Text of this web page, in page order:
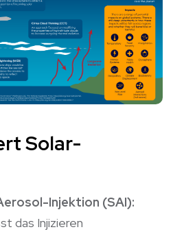
Solar-
Injektion (SAI):
das Injizieren